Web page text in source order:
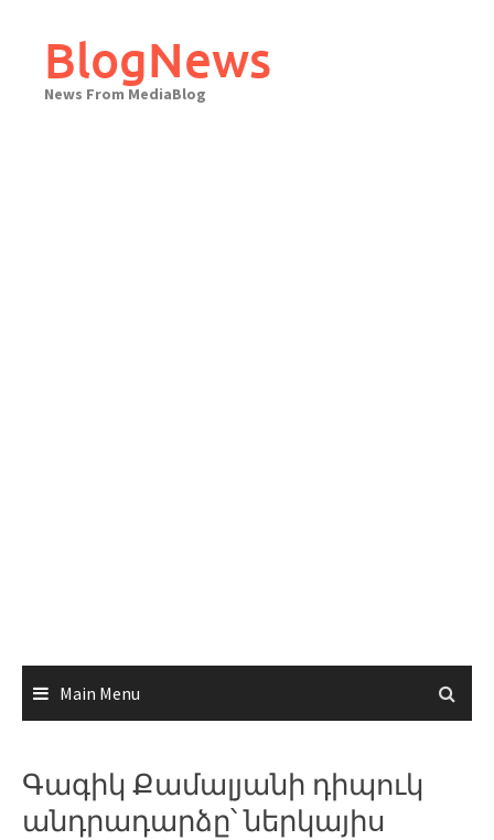
contentBlogNews
News From MediaBlog
Main Menu
Գագիկ Քամալյանի դիպուկ
անդրադարձը՝ ներկայիս